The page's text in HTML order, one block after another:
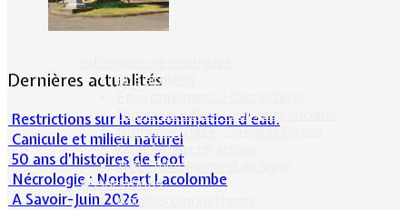
Bus scolaire
Numéros utiles - Services sociaux
Numéros utiles -Santé & Divers
Conciliateur de justice
TIPI : Télépaiement en ligne
Associations
Anciens combattants
Dernières actualités
Restrictions sur la consommation d'eau.
Canicule et milieu naturel
50 ans d’histoires de foot
Nécrologie : Norbert Lacolombe
A Savoir-Juin 2026